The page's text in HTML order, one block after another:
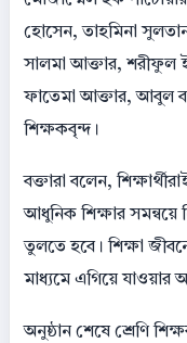
হোসেন, তাহমিনা
সালমা আক্তার, শরীফুল
ফাতেমা আক্তার, আবুল
শিক্ষকবৃন্দ।
বক্তারা বলেন,
আধুনিক শিক্ষার সমন্বয়ে
তুলতে হবে। শিক্ষা
মাধ্যমে এগিয়ে যাওয়ার
অনুষ্ঠান শেষে শ্রেণি